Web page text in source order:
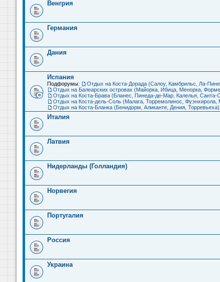
Венгрия
Германия
Дания
Испания
Подфорумы: Отдых на Коста-Дорада (Салоу, Камбрильс, Ла-
Отдых на Балеарских островах (Майорка, Ибица, Менорка,
Отдых на Коста-Брава (Бланес, Пинеда-де-Мар, Калелья, Санта-
Отдых на Коста-дель-Соль (Малага, Торремолинос, Фуэнхирола,
Отдых на Коста-Бланка (Бенидорм, Аликанте, Дения, Торревьеха)
Италия
Латвия
Нидерланды (Голландия)
Норвегия
Португалия
Россия
Украина